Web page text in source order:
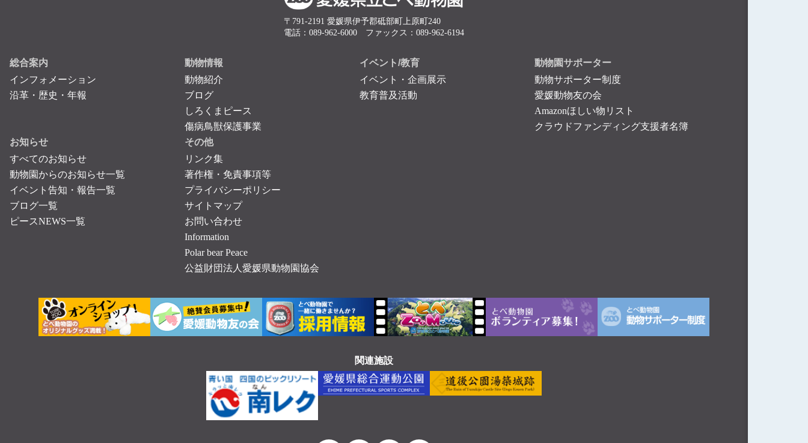
〒791-2191 愛媛県伊予郡砥部町上原町240
電話：089-962-6000 ファックス：089-962-6194
総合案内
インフォメーション
沿革・歴史・年報
動物情報
動物紹介
ブログ
しろくまピース
傷病鳥獣保護事業
イベント/教育
イベント・企画展示
教育普及活動
動物園サポーター
動物サポーター制度
愛媛動物友の会
Amazonほしい物リスト
クラウドファンディング支援者名簿
お知らせ
すべてのお知らせ
動物園からのお知らせ一覧
イベント告知・報告一覧
ブログ一覧
ピースNEWS一覧
その他
リンク集
著作権・免責事項等
プライバシーポリシー
サイトマップ
お問い合わせ
Information
Polar bear Peace
公益財団法人愛媛県動物園協会
関連施設